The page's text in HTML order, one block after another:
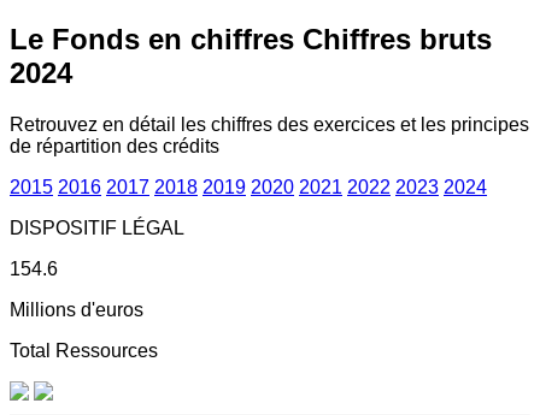
Le Fonds en chiffres Chiffres bruts
2024
Retrouvez en détail les chiffres des exercices et les principes
de répartition des crédits
2015 2016 2017 2018 2019 2020 2021 2022 2023 2024
DISPOSITIF LÉGAL
154.6
Millions d'euros
Total Ressources